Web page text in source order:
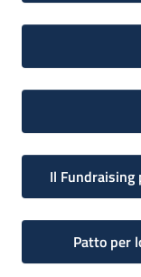
Il Fundraising
Patto per